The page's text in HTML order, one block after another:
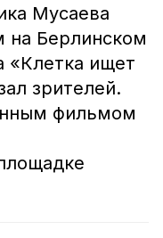
Мусаева
на Берлинском
«Клетка ищет
зрителей.
фильмом